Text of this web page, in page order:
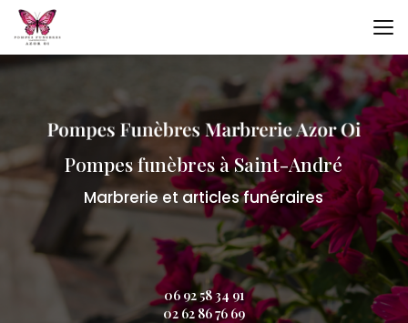
Aller
contenu
principal
Pompes funèbres à Saint-André
Marbrerie et articles funéraires
06 92 58 34 91
02 62 86 76 69